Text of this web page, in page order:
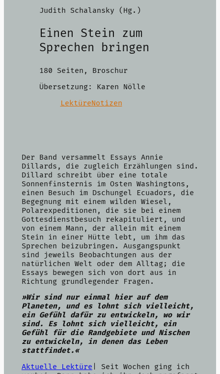
Judith Schalansky (Hg.)
Einen Stein zum
Sprechen bringen
180 Seiten, Broschur
Übersetzung: Karen Nölle
LektüreNotizen
Der Band versammelt Essays Annie
Dillards, die zugleich Erzählungen sind.
Dillard schreibt über eine totale
Sonnenfinsternis im Osten Washingtons,
einen Besuch im Dschungel Ecuadors, die
Begegnung mit einem wilden Wiesel,
Polarexpeditionen, die sie bei einem
Gottesdienstbesuch rekapituliert, und
von einem Mann, der allein mit einem
Stein in einer Hütte lebt, um ihm das
Sprechen beizubringen. Ausgangspunkt
sind jeweils Beobachtungen aus der
natürlichen Welt oder dem Alltag; die
Essays bewegen sich von dort aus in
Richtung grundlegender Fragen.
»Wir sind nur einmal hier auf dem
Planeten, und es lohnt sich vielleicht,
ein Gefühl dafür zu entwickeln, wo wir
sind. Es lohnt sich vielleicht, ein
Gefühl für die Randgebiete und Nischen
zu entwickeln, in denen das Leben
stattfindet.«
Aktuelle Lektüre | Seit Wochen ging ich